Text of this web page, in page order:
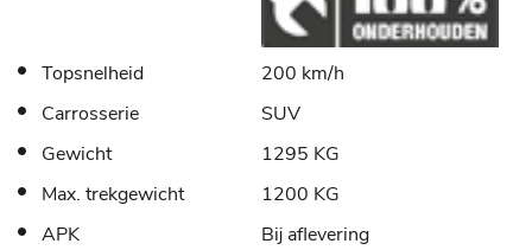
Topsnelheid
200 km/h
Carrosserie
SUV
Gewicht
1295 KG
Max. trekgewicht
1200 KG
APK
Bij aflevering